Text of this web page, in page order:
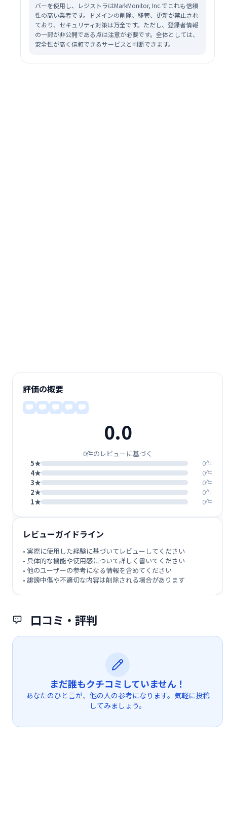
バーを使用し、レジストラはMarkMonitor, Inc.でこれも信頼
性の高い業者です。ドメインの削除、移管、更新が禁止され
ており、セキュリティ対策は万全です。ただし、登録者情報
の一部が非公開である点は注意が必要です。全体としては、
安全性が高く信頼できるサービスと判断できます。
口コミ・評判
まだ誰もクチコミしていません！
あなたのひと言が、他の人の参考になります。気軽に投稿
してみましょう。
評価の概要
0.0
0件のレビューに基づく
5★
0件
4★
0件
3★
0件
2★
0件
1★
0件
レビューガイドライン
• 実際に使用した経験に基づいてレビューしてください
• 具体的な機能や使用感について詳しく書いてください
• 他のユーザーの参考になる情報を含めてください
• 誹謗中傷や不適切な内容は削除される場合があります